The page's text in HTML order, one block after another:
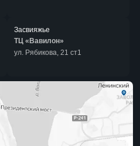
Засвияжье
ТЦ «Вавилон»
ул. Рябикова, 21 ст1